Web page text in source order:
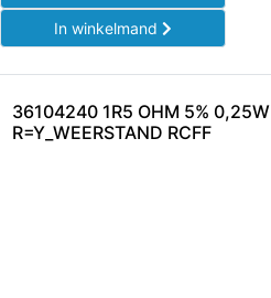
In winkelmand
36104240 1R5 OHM 5% 0,25W
R=Y_WEERSTAND RCFF